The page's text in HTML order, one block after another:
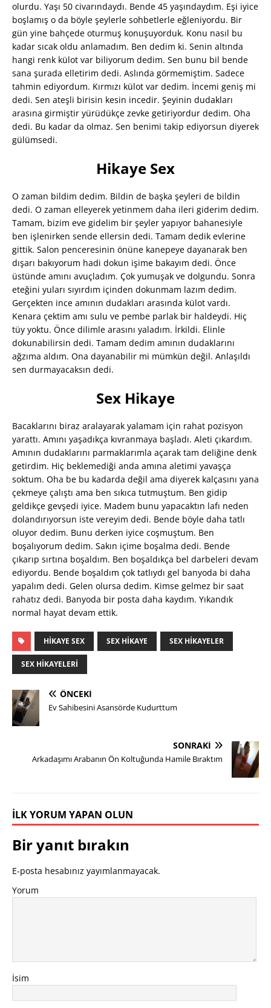
olurdu. Yaşı 50 civarındaydı. Bende 45 yaşındaydım. Eşi iyice
boşlamış o da böyle şeylerle sohbetlerle eğleniyordu. Bir
gün yine bahçede oturmuş konuşuyorduk. Konu nasıl bu
kadar sıcak oldu anlamadım. Ben dedim ki. Senin altında
hangi renk külot var biliyorum dedim. Sen bunu bil bende
sana şurada elletirim dedi. Aslında görmemiştim. Sadece
tahmin ediyordum. Kırmızı külot var dedim. İncemi geniş mi
dedi. Sen ateşli birisin kesin incedir. Şeyinin dudakları
arasına girmiştir yürüdükçe zevke getiriyordur dedim. Oha
dedi. Bu kadar da olmaz. Sen benimi takip ediyorsun diyerek
gülümsedi.
Hikaye Sex
O zaman bildim dedim. Bildin de başka şeyleri de bildin
dedi. O zaman elleyerek yetinmem daha ileri giderim dedim.
Tamam, bizim eve gidelim bir şeyler yapıyor bahanesiyle
ben işlenirken sende ellersin dedi. Tamam dedik evlerine
gittik. Salon penceresinin önüne kanepeye dayanarak ben
dışarı bakıyorum hadi dokun işime bakayım dedi. Önce
üstünde amını avuçladım. Çok yumuşak ve dolgundu. Sonra
eteğini yuları sıyırdım içinden dokunmam lazım dedim.
Gerçekten ince amının dudakları arasında külot vardı.
Kenara çektim amı sulu ve pembe parlak bir haldeydi. Hiç
tüy yoktu. Önce dilimle arasını yaladım. İrkildi. Elinle
dokunabilirsin dedi. Tamam dedim amının dudaklarını
ağzıma aldım. Ona dayanabilir mi mümkün değil. Anlaşıldı
sen durmayacaksın dedi.
Sex Hikaye
Bacaklarını biraz aralayarak yalamam için rahat pozisyon
yarattı. Amını yaşadıkça kıvranmaya başladı. Aleti çıkardım.
Amının dudaklarını parmaklarımla açarak tam deliğine denk
getirdim. Hiç beklemediği anda amına aletimi yavaşça
soktum. Oha be bu kadarda değil ama diyerek kalçasını yana
çekmeye çalıştı ama ben sıkıca tutmuştum. Ben gidip
geldikçe gevşedi iyice. Madem bunu yapacaktın lafı neden
dolandırıyorsun iste vereyim dedi. Bende böyle daha tatlı
oluyor dedim. Bunu derken iyice coşmuştum. Ben
boşalıyorum dedim. Sakın içime boşalma dedi. Bende
çıkarıp sırtına boşaldım. Ben boşaldıkça bel darbeleri devam
ediyordu. Bende boşaldım çok tatlıydı gel banyoda bi daha
yapalım dedi. Gelen olursa dedim. Kimse gelmez bir saat
rahatız dedi. Banyoda bir posta daha kaydım. Yıkandık
normal hayat devam ettik.
HIKAYE SEX SEX HIKAYE SEX HIKAYELER
SEX HIKAYELERI
ÖNCEKI
Ev Sahibesini Asansörde Kudurttum
SONRAKI
Arkadaşımı Arabanın Ön Koltuğunda Hamile Bıraktım
İLK YORUM YAPAN OLUN
Bir yanıt bırakın
E-posta hesabınız yayımlanmayacak.
Yorum
İsim